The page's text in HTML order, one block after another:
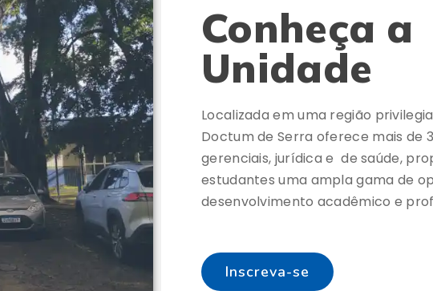
Conheça a
Unidade
Localizada em uma região
Doctum de Serra oferece mais de
gerenciais, jurídica e de saúde,
estudantes uma ampla gama de
desenvolvimento acadêmico e
Inscreva-se